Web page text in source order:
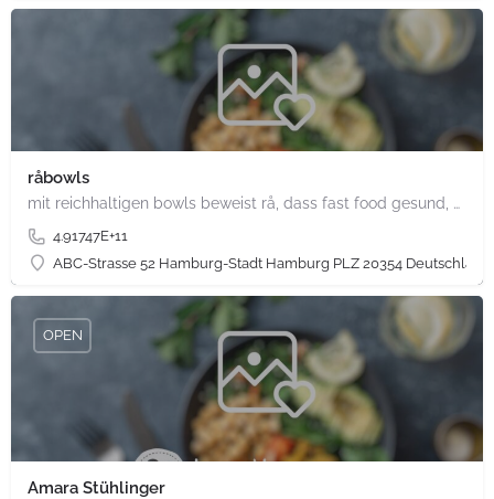
råbowls
mit reichhaltigen bowls beweist rå, dass fast food gesund, nachhaltig und hundertprozentig vegan sein kann.…
4.91747E+11
ABC-Strasse 52 Hamburg-Stadt Hamburg PLZ 20354 Deutschland
Amara Stühlinger
OPEN